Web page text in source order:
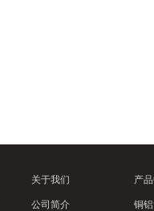
关于我们
公司简介
产
铜